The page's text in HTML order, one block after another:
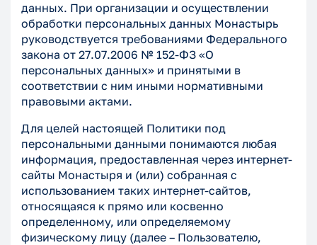
данных. При организации и осуществлении
обработки персональных данных Монастырь
руководствуется требованиями Федерального
закона от 27.07.2006 № 152-ФЗ «О
персональных данных» и принятыми в
соответствии с ним иными нормативными
правовыми актами.
Для целей настоящей Политики под
персональными данными понимаются любая
информация, предоставленная через интернет-
сайты Монастыря и (или) собранная с
использованием таких интернет-сайтов,
относящаяся к прямо или косвенно
определенному, или определяемому
физическому лицу (далее – Пользователю,